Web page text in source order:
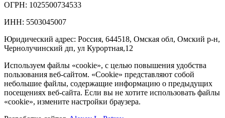
ОГРН: 1025500734533
ИНН: 5503045007
Юридический адрес: Россия, 644518, Омская обл, Омский р-н,
Чернолучинский дп, ул Курортная,12
Используем файлы «cookie», с целью повышения удобства
пользования веб-сайтом. «Cookie» представляют собой
небольшие файлы, содержащие информацию о предыдущих
посещениях веб-сайта. Если вы не хотите использовать файлы
«cookie», измените настройки браузера.